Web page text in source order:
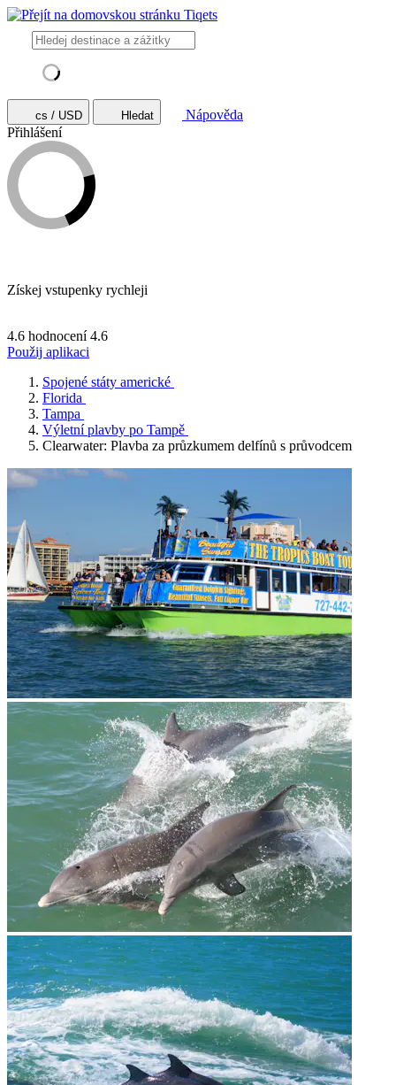
cs / USD Hledat
Nápověda
Přihlášení
Získej vstupenky rychleji
4.6 hodnocení 4.6
Použij aplikaci
Spojené státy americké
Florida
Tampa
Výletní plavby po Tampě
Clearwater: Plavba za průzkumem delfínů s průvodcem